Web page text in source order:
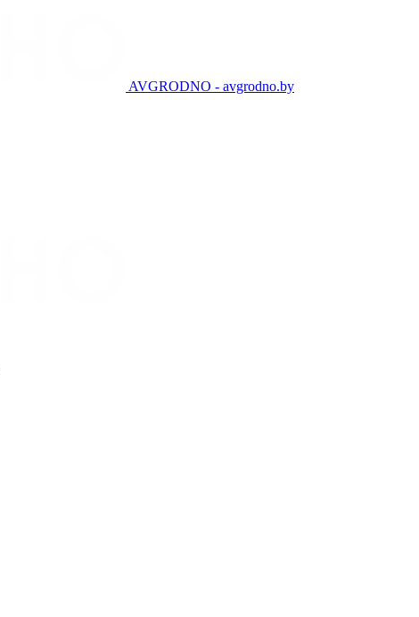
AVGRODNO - avgrodno.by